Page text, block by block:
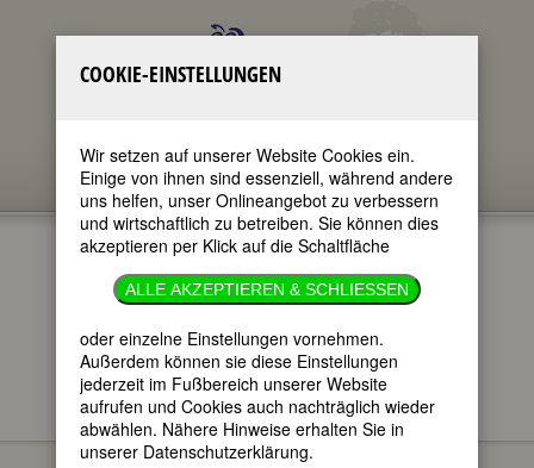
EMPFEHLUNGEN
VON FEMBIO
EMPFEHLUNGEN
AUF - eine
Frauenzeitschrift
COOKIE-EINSTELLUNGEN
Wir setzen auf unserer Website Cookies ein.
Einige von ihnen sind essenziell, während andere
uns helfen, unser Onlineangebot zu verbessern
und wirtschaftlich zu betreiben. Sie können dies
akzeptieren per Klick auf die Schaltfläche
ALLE AKZEPTIEREN & SCHLIESSEN
oder einzelne Einstellungen vornehmen.
Außerdem können sie diese Einstellungen
jederzeit im Fußbereich unserer Website
aufrufen und Cookies auch nachträglich wieder
abwählen. Nähere Hinweise erhalten Sie in
unserer Datenschutzerklärung.